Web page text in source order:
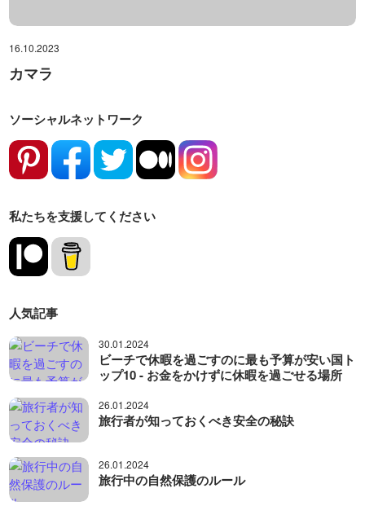
16.10.2023
カマラ
ソーシャルネットワーク
私たちを支援してください
人気記事
30.01.2024
ビーチで休暇を過ごすのに最も予算が安い国ト
ップ10 - お金をかけずに休暇を過ごせる場所
26.01.2024
旅行者が知っておくべき安全の秘訣
26.01.2024
旅行中の自然保護のルール